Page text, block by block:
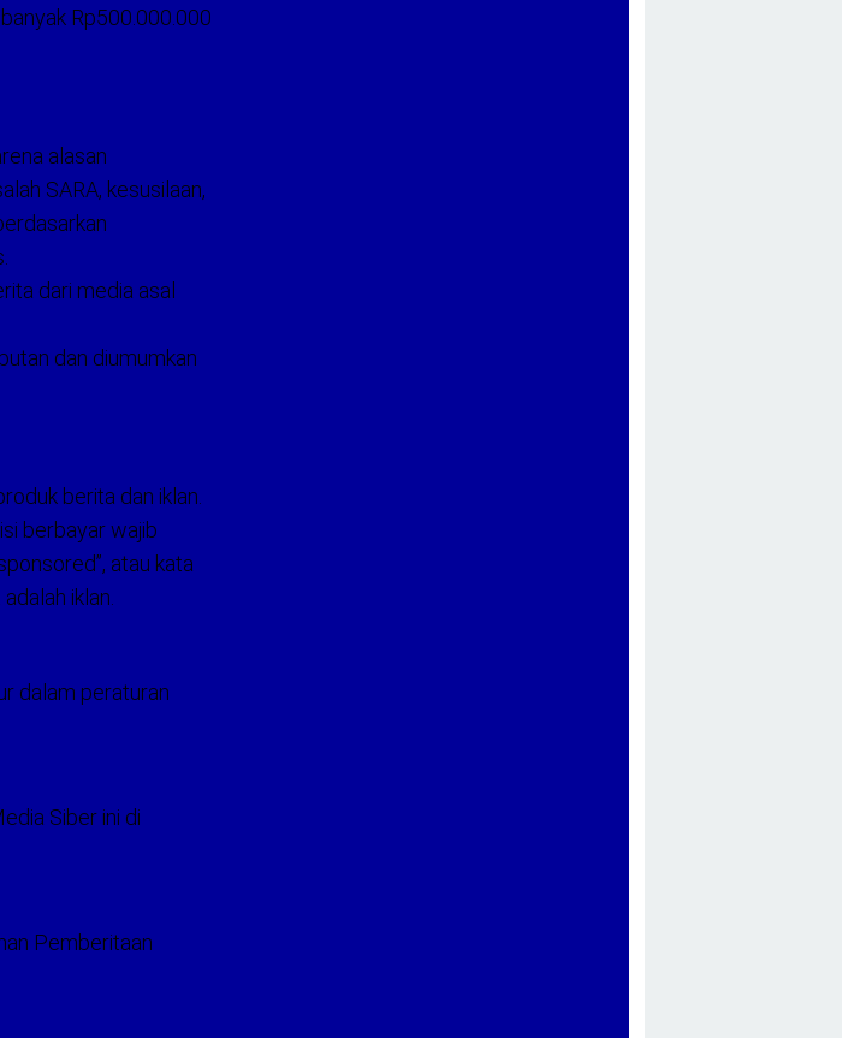
Rp500.000.000
alasan
SARA, kesusilaan,
dari media asal
dan diumumkan
berita dan iklan.
berbayar wajib
atau kata
iklan.
dalam peraturan
Siber ini di
Pemberitaan